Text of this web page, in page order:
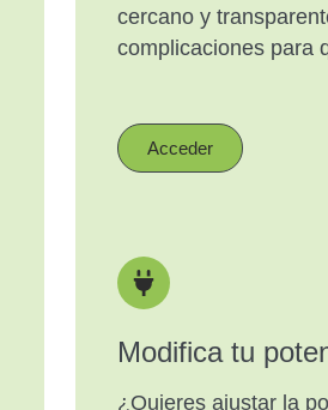
cercano y
complicaciones para
Acceder
Modifica tu
¿Quieres ajustar la